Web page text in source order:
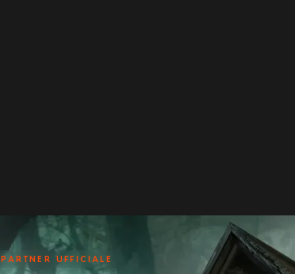
PARTNER UFFICIALE